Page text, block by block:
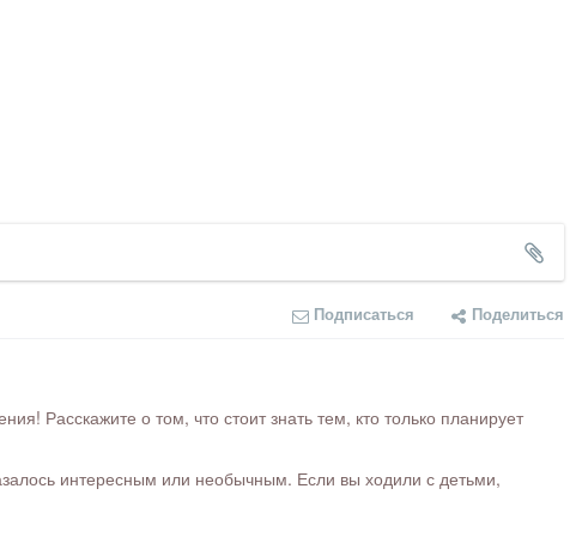
Подписаться Поделиться
Расскажите о том, что стоит знать тем, кто только планирует
интересным или необычным. Если вы ходили с детьми,